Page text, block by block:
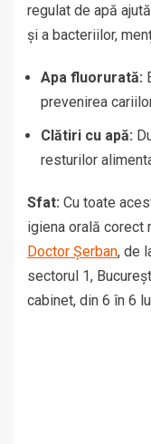
regulat de apă
și a bacteriilor,
Apa fluorurată:
prevenirea
Clătiri cu apă:
resturilor
Sfat: Cu toate
igiena orală
Doctor Șerban, de
sectorul 1,
cabinet, din 6 în 6